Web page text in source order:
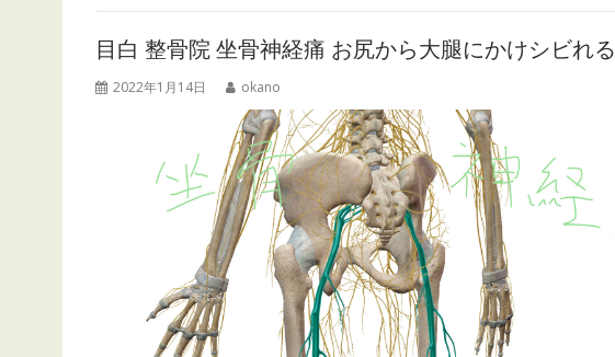
目白 整骨院 坐骨神経痛 お尻から大腿にかけシビれる
2022年1月14日 okano